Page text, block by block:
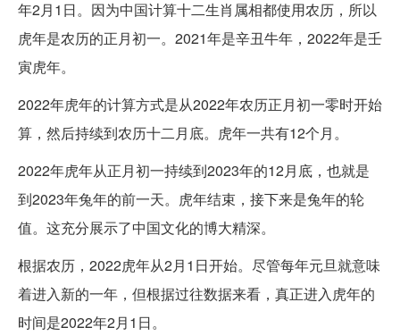
年2月1日。因为中国计算十二生肖属相都使用农历，所以
虎年是农历的正月初一。2021年是辛丑牛年，2022年是壬
寅虎年。
2022年虎年的计算方式是从2022年农历正月初一零时开始
算，然后持续到农历十二月底。虎年一共有12个月。
2022年虎年从正月初一持续到2023年的12月底，也就是
到2023年兔年的前一天。虎年结束，接下来是兔年的轮
值。这充分展示了中国文化的博大精深。
根据农历，2022虎年从2月1日开始。尽管每年元旦就意味
着进入新的一年，但根据过往数据来看，真正进入虎年的
时间是2022年2月1日。